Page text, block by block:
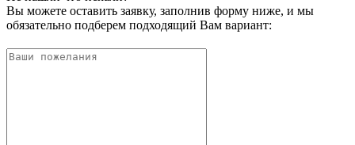
Вы можете оставить заявку, заполнив форму ниже, и мы
обязательно подберем подходящий Вам вариант: